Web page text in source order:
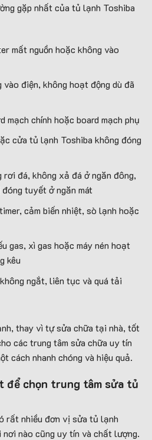
gặp nhất của tủ lạnh Toshiba
mất nguồn hoặc không vào
điện, không hoạt động dù đã
mạch chính hoặc board mạch phụ
cửa tủ lạnh Toshiba không đóng
đá, không xả đá ở ngăn đông,
tuyết ở ngăn mát
cảm biến nhiệt, sò lạnh hoặc
gas, xì gas hoặc máy nén hoạt
kêu
ngắt, liên tục và quá tải
thay vì tự sửa chữa tại nhà, tốt
các trung tâm sửa chữa uy tín
cách nhanh chóng và hiệu quả.
để chọn trung tâm sửa tủ
rất nhiều đơn vị sửa tủ lạnh
nơi nào cũng uy tín và chất lượng.